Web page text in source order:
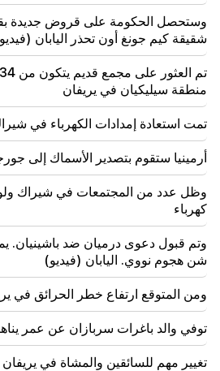
"النشر". وحذروا بشدة من إخبار أي
وهددوا بالإفراج عنهم
08:59
"النشر". وتم تحويل 5 ملايين درام لحساب النواب المغادرين
00:23
6 سنوات أخرى وإلى الأبد في فينيسيوس "الحقيقي".
شقيقة كيم جونغ أون تحذر اليابان
منطقة سيليكيان في يريفان
تمت استعادة إمدادات الكهرباء في
أرمينيا ستقوم بتصدير الأسماك إلى
وظل عدد من المجتمعات في شيراك
كهرباء
وتم قبول دعوى درميان ضد باشينيان.
شن هجوم نووي. اليابان (فيديو)
ومن المتوقع ارتفاع خطر الحرائق في
توفي والد باغرات سربازان عن عمر يناهز 90
تغيير مهم للسائقين والمشاة في يريفان